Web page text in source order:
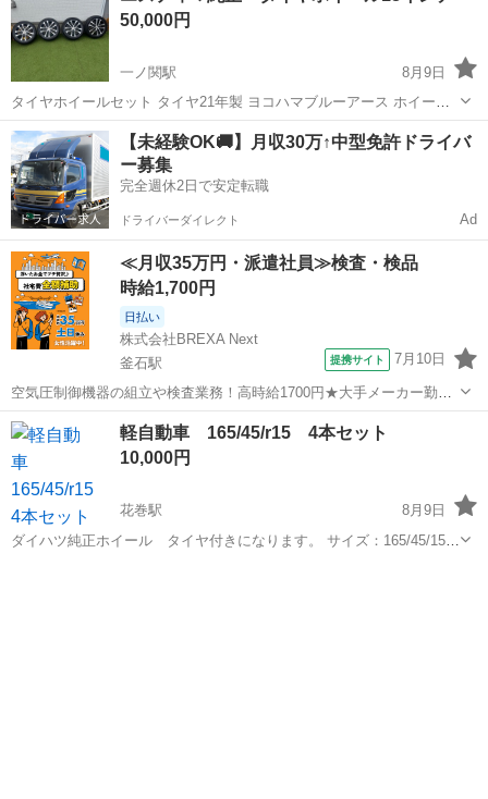
50,000円
一ノ関駅
8月9日
タイヤホイールセット タイヤ21年製 ヨコハマブルーアース ホイール
ガキズ無し
岩手 一関市 一ノ関駅 タイヤ、ホイール
【未経験OK🚚】月収30万↑中型免許ドライバ
ー募集
完全週休2日で安定転職
ドライバーダイレクト Ad
≪月収35万円・派遣社員≫検査・検品
時給1,700円
日払い
株式会社BREXA Next
釜石駅
提携サイト 7月10日
空気圧制御機器の組立や検査業務！高時給1700円★大手メーカー勤
務！嬉しい寮費無料！ワンルーム寮完備★マイカー通勤OK＆工場敷地
内に無料駐車場あり★！《岩手県釜石市》 人気の工場のお仕事 ◇空気
圧制御機器（シリンダ、バルブ...
岩手 釜石市 釜石駅 その他
軽自動車 165/45/r15 4本セット
10,000円
花巻駅
8月9日
ダイハツ純正ホイール タイヤ付きになります。 サイズ：165/45/15